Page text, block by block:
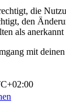
die
den
als
mit